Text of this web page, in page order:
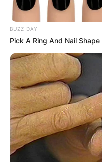
Az ember, aki ott sem
közvélemény
körülmények közt
a párt jobboldali
BUZZ DAY
Pick A Ring And Nail